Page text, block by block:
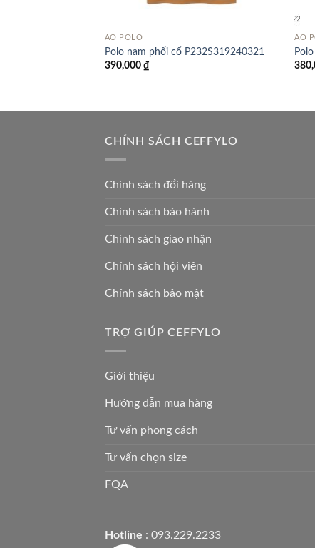
ÁO POLO
Polo nam phối cổ P232S319240321
390,000 ₫
ÁO
CHÍNH SÁCH CEFFYLO
Chính sách đổi hàng
Chính sách bảo hành
Chính sách giao nhận
Chính sách hội viên
Chính sách bảo mật
TRỢ GIÚP CEFFYLO
Giới thiệu
Hướng dẫn mua hàng
Tư vấn phong cách
Tư vấn chọn size
FQA
Hotline : 093.229.2233